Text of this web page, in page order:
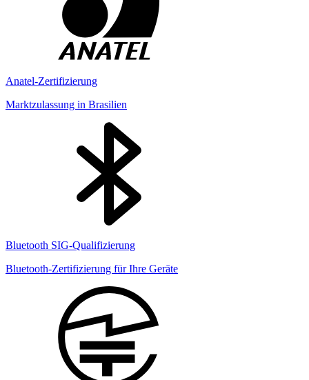
Anatel-Zertifizierung
Marktzulassung in Brasilien
Bluetooth SIG-Qualifizierung
Bluetooth-Zertifizierung für Ihre Geräte